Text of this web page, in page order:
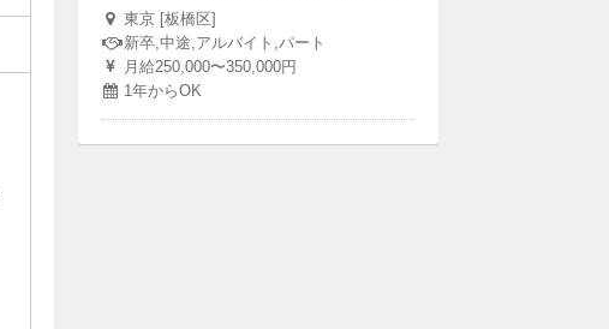
東京 [板橋区]
新卒,中途,アルバイト,パート
月給250,000〜350,000円
1年からOK